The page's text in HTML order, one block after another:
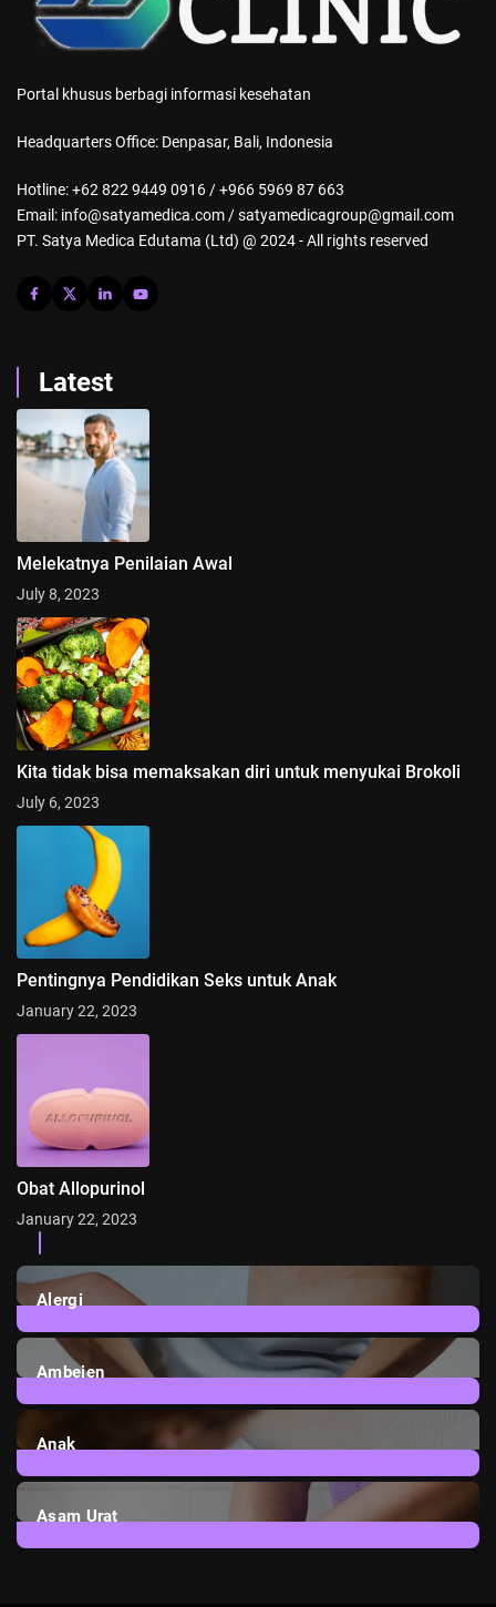
Portal khusus berbagi informasi kesehatan
Headquarters Office: Denpasar, Bali, Indonesia
Hotline: +62 822 9449 0916 / +966 5969 87 663
Email: info@satyamedica.com / satyamedicagroup@gmail.com
PT. Satya Medica Edutama (Ltd) @ 2024 - All rights reserved
Latest
Melekatnya Penilaian Awal
July 8, 2023
Kita tidak bisa memaksakan diri untuk menyukai Brokoli
July 6, 2023
Pentingnya Pendidikan Seks untuk Anak
January 22, 2023
Obat Allopurinol
January 22, 2023
Alergi
6Posts
Ambeien
1Post
Anak
3Posts
Asam Urat